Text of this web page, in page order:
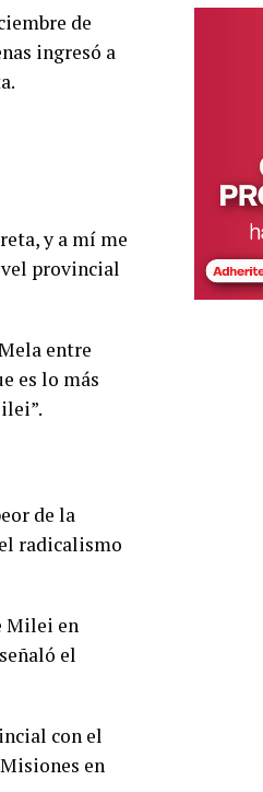
de
ingresó a
y a mí me
provincial
entre
es lo más
de la
radicalismo
Milei en
el
con el
en